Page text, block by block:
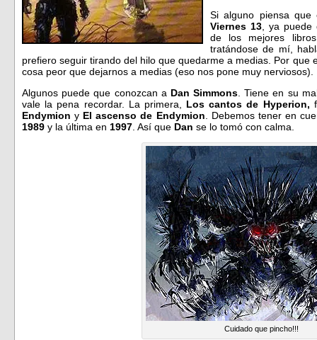
Si alguno piensa que
Viernes 13, ya puede
de los mejores
tratándose de mí,
prefiero seguir tirando del hilo que quedarme a medias. Por que
cosa peor que dejarnos a medias (eso nos pone muy nerviosos).
Algunos puede que conozcan a Dan Simmons . Tiene en su
vale la pena recordar. La primera, Los cantos de Hyperion,
Endymiony El ascenso de Endymion . Debemos tener en
1989 y la última en 1997 . Así que Dan se lo tomó con calma.
Cuidado que pincho!!!